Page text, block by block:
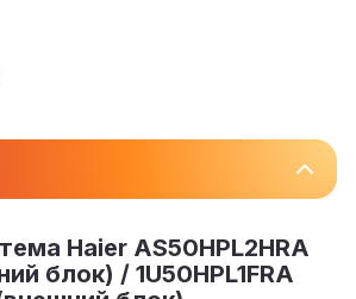
Haier AS50HPL2HRA
блок) / 1U50HPL1FRA